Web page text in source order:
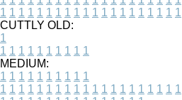
1 1 1 1 1 1 1 1 1 1 1 1 1 1 1 1 1 1 1 1
CUTTLY OLD:
1
1 1 1 1 1 1 1 1 1 1
MEDIUM:
1 1 1 1 1 1 1 1 1 1
1 1 1 1 1 1 1 1 1 1 1 1 1 1 1 1 1 1 1 1